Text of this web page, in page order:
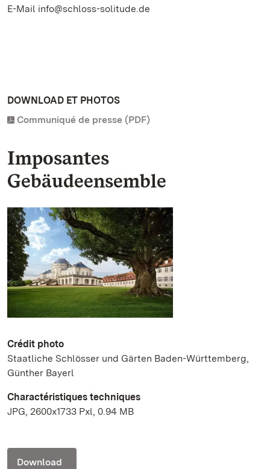
E-Mail info@schloss-solitude.de
DOWNLOAD ET PHOTOS
Communiqué de presse (PDF)
Imposantes
Gebäudeensemble
Crédit photo
Staatliche Schlösser und Gärten Baden-Württemberg,
Günther Bayerl
Charactéristiques techniques
JPG, 2600x1733 Pxl, 0.94 MB
Download